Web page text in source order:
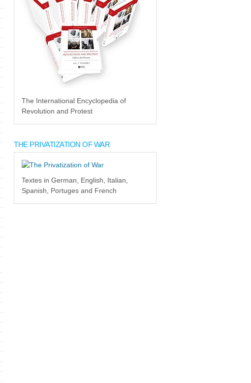
The International Encyclopedia of
Revolution and Protest
THE PRIVATIZATION OF WAR
Textes in German, English, Italian,
Spanish, Portuges and French